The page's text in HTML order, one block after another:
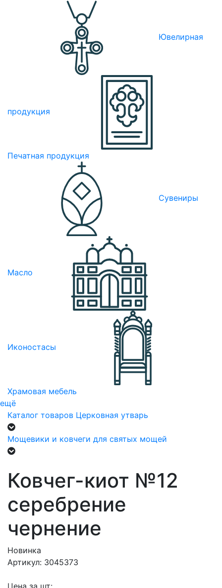
Ювелирная
продукция
Печатная продукция
Сувениры
Масло
Иконостасы
Храмовая мебель
ещё
Каталог товаров Церковная утварь
Мощевики и ковчеги для святых мощей
Ковчег-киот №12
серебрение
чернение
Новинка
Артикул: 3045373
Цена за шт: